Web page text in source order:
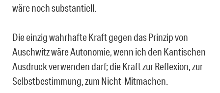
wäre noch substantiell.
Die einzig wahrhafte Kraft gegen das Prinzip von
Auschwitz wäre Autonomie, wenn ich den Kantischen
Ausdruck verwenden darf; die Kraft zur Reflexion, zur
Selbstbestimmung, zum Nicht-Mitmachen.